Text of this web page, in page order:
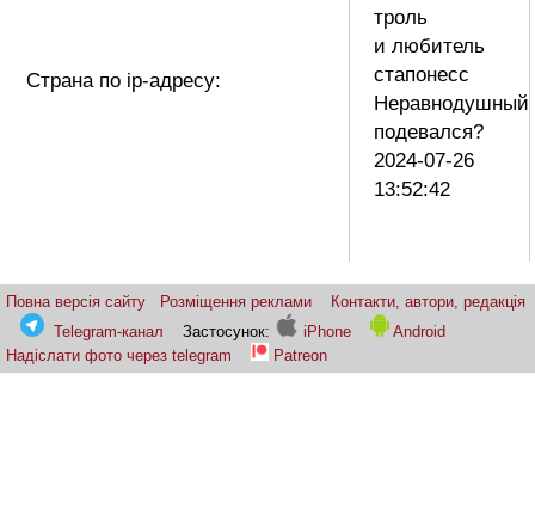
Страна по ip-адресу:
троль
и любитель
стапонесс
Неравнодушный
подевался?
2024-07-26
13:52:42
Повна версія сайту Розміщення реклами
Контакти, автори, редакція
Telegram-канал
Застосунок: iPhone
Android
Надіслати фото через telegram
Patreon